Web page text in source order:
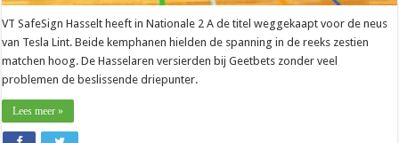
VT SafeSign Hasselt heeft in Nationale 2 A de titel weggekaapt voor de neus
van Tesla Lint. Beide kemphanen hielden de spanning in de reeks zestien
matchen hoog. De Hasselaren versierden bij Geetbets zonder veel
problemen de beslissende driepunter.
Lees meer »